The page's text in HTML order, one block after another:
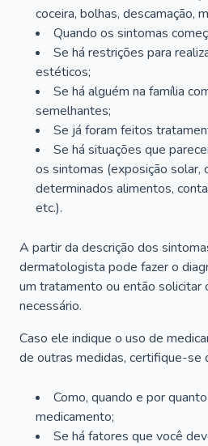
coceira, bolhas, descamação,
Quando os sintomas
Se há restrições para
estéticos;
Se há alguém na família
semelhantes;
Se já foram feitos
Se há situações que
os sintomas (exposição solar,
determinados alimentos,
etc.).
A partir da descrição dos
dermatologista pode fazer o
um tratamento ou então solicitar
necessário.
Caso ele indique o uso de
de outras medidas, certifique-se
Como, quando e por
medicamento;
Se há fatores que você